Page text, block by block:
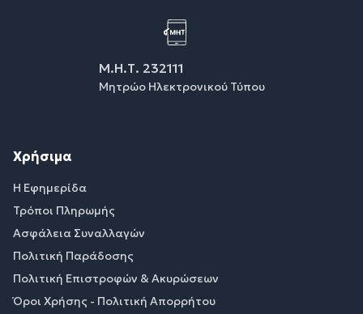
Μ.Η.Τ. 232111
Μητρώο Ηλεκτρονικού Τύπου
Χρήσιμα
Η Εφημερίδα
Τρόποι Πληρωμής
Ασφάλεια Συναλλαγών
Πολιτική Παράδοσης
Πολιτική Επιστροφών & Ακυρώσεων
Όροι Χρήσης - Πολιτική Απορρήτου